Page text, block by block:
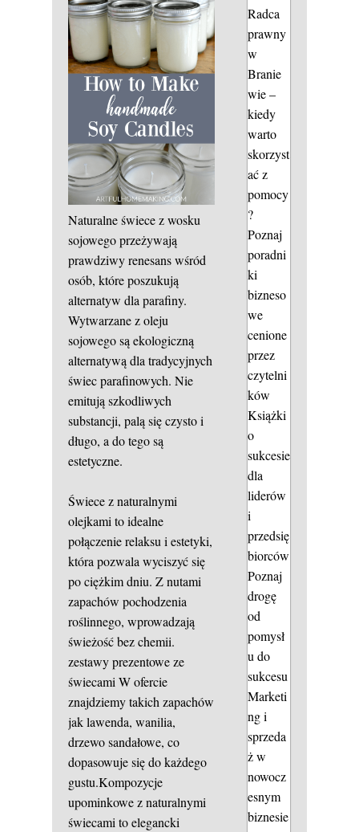
Naturalne świece z wosku
sojowego przeżywają
prawdziwy renesans wśród
osób, które poszukują
alternatyw dla parafiny.
Wytwarzane z oleju
sojowego są ekologiczną
alternatywą dla tradycyjnych
świec parafinowych. Nie
emitują szkodliwych
substancji, palą się czysto i
długo, a do tego są
estetyczne.
Świece z naturalnymi
olejkami to idealne
połączenie relaksu i estetyki,
która pozwala wyciszyć się
po ciężkim dniu. Z nutami
zapachów pochodzenia
roślinnego, wprowadzają
świeżość bez chemii.
zestawy prezentowe ze
świecamiW ofercie
znajdziemy takich zapachów
jak lawenda, wanilia,
drzewo sandałowe, co
dopasowuje się do każdego
gustu.Kompozycje
upominkowe z naturalnymi
świecami to elegancki
Radca
prawny
w
Branie
wie –
kiedy
warto
skorzyst
ać z
pomocy
?
Poznaj
poradni
ki
bizneso
we
cenione
przez
czytelni
ków
Książki
o
sukcesie
dla
liderów
i
przedsię
biorców
Poznaj
drogę
od
pomysł
u do
sukcesu
Marketi
ng i
sprzeda
ż w
nowocz
esnym
biznesie